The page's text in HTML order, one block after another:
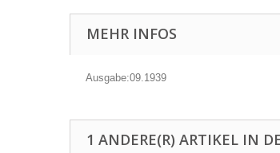
MEHR INFOS
Ausgabe:09.1939
1 ANDERE(R) ARTIKEL IN